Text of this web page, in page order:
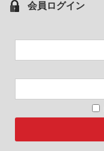
会員ログイン